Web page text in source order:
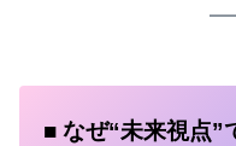
■ なぜ“未来視点”